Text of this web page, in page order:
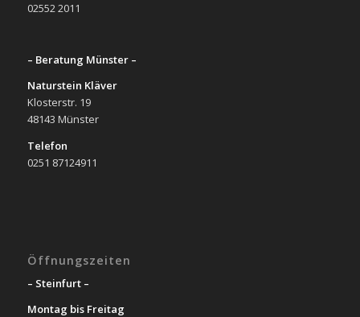
02552 2011
– Beratung Münster –
Naturstein Kläver
Klosterstr. 19
48143 Münster
Telefon
0251 87124911
Öffnungszeiten
– Steinfurt –
Montag bis Freitag